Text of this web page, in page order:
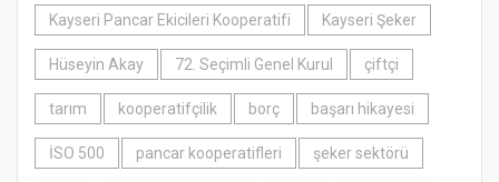
Kayseri Pancar Ekicileri Kooperatifi
Kayseri Şeker
Hüseyin Akay 72. Seçimli Genel Kurul çiftçi
tarım kooperatifçilik borç başarı hikayesi
İSO 500 pancar kooperatifleri şeker sektörü